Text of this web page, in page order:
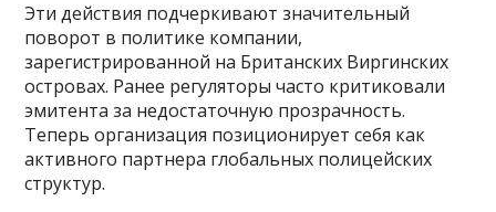
Эти действия подчеркивают значительный
поворот в политике компании,
зарегистрированной на Британских Виргинских
островах. Ранее регуляторы часто критиковали
эмитента за недостаточную прозрачность.
Теперь организация позиционирует себя как
активного партнера глобальных полицейских
структур.